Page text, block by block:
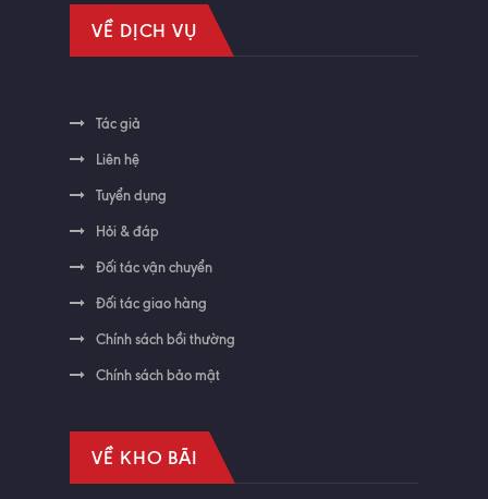
VỀ DỊCH VỤ
Tác giả
Liên hệ
Tuyển dụng
Hỏi & đáp
Đối tác vận chuyển
Đối tác giao hàng
Chính sách bồi thường
Chính sách bảo mật
VỀ KHO BÃI